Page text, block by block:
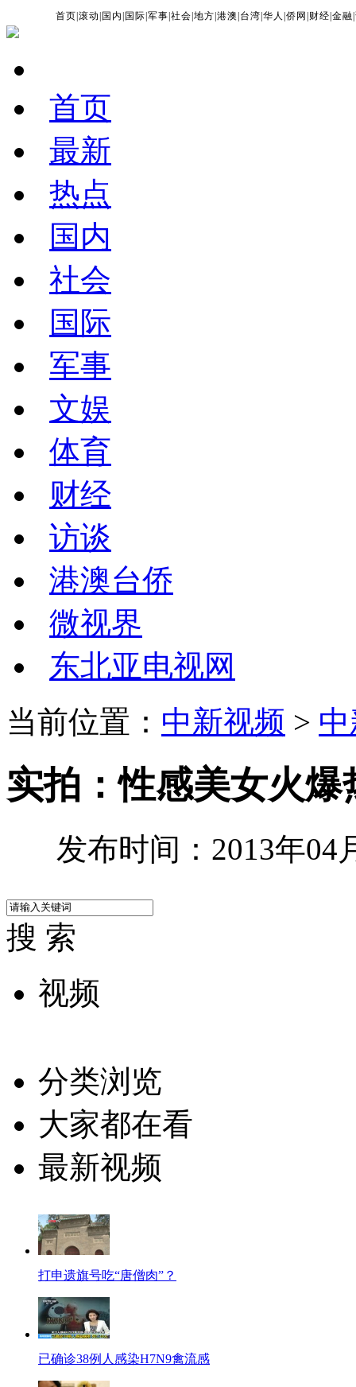
首页 |滚动 国内 国际 |军事 |社会 |地方 |港澳 台湾 |华人 |侨网 财经 |金融 |
首页
最新
热点
国内
社会
国际
军事
文娱
体育
财经
访谈
港澳台侨
微视界
东北亚电视网
当前位置： 中新视频 >
实拍：性感美女火爆
发布时间：2013年04
搜 索
视频
分类浏览
大家都在看
最新视频
打申遗旗号吃“唐僧肉”？
已确诊38例人感染H7N9禽流感